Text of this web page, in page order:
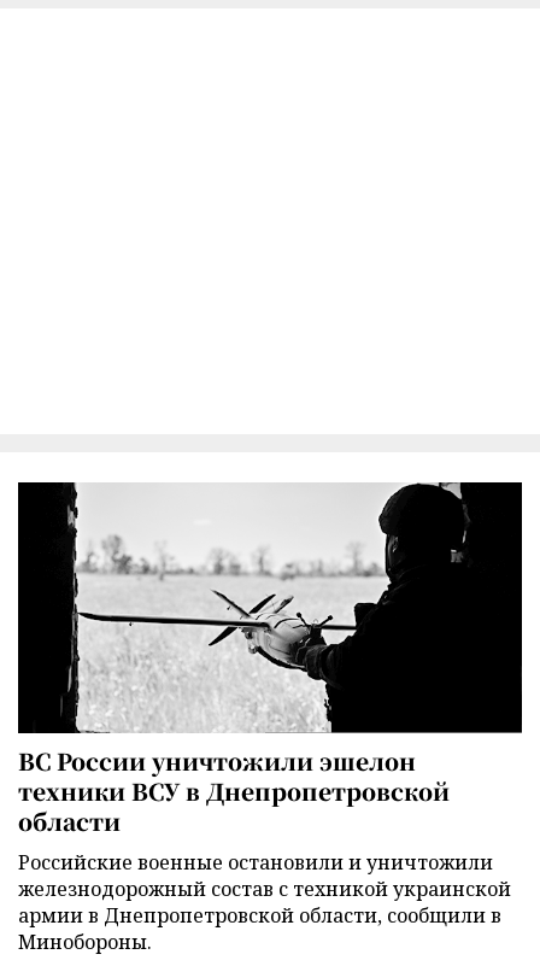
ВС России уничтожили эшелон
техники ВСУ в Днепропетровской
области
Российские военные остановили и уничтожили
железнодорожный состав с техникой украинской
армии в Днепропетровской области, сообщили в
Минобороны.